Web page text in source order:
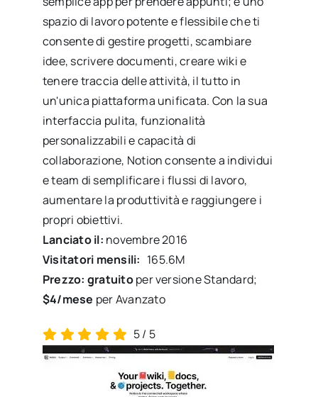
spazio di lavoro potente e flessibile che ti
consente di gestire progetti, scambiare
idee, scrivere documenti, creare wiki e
tenere traccia delle attività, il tutto in
un'unica piattaforma unificata. Con la sua
interfaccia pulita, funzionalità
personalizzabili e capacità di
collaborazione, Notion consente a individui
e team di semplificare i flussi di lavoro,
aumentare la produttività e raggiungere i
propri obiettivi.
Lanciato il: novembre 2016
Visitatori mensili: 165.6M
Prezzo: gratuitoper versione Standard;
$4/mese per Avanzato
5/ 5